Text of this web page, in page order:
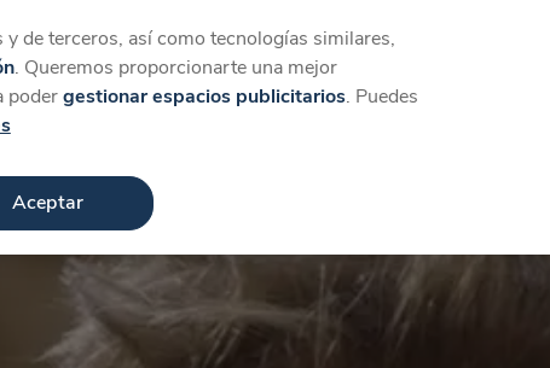
Iniciar sesión Crear cuenta
de terceros, así como tecnologías similares,
. Queremos proporcionarte una mejor
podergestionar espacios publicitarios. Puedes
Aceptar